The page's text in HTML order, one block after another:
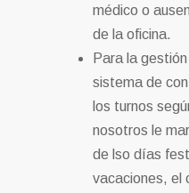
médico o
de la oficina.
Para la
sistema de
los turnos
nosotros le
de lso días
vacaciones, el